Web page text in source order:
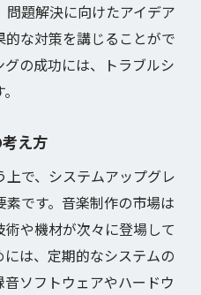
題解決に向けたアイデア
な対策を講じることがで
の成功には、トラブルシ
え方
で、システムアップグレ
です。音楽制作の市場は
や機材が次々に登場して
は、定期的なシステムの
ソフトウェアやハードウ